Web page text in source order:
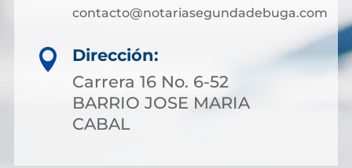
contacto@notariasegundadebuga.com

Dirección:
Carrera 16 No. 6-52
BARRIO JOSE MARIA
CABAL